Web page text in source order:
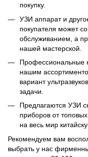
покупку.
УЗИ аппарат и
покупателя может
обслуживанием, а
нашей мастерской.
Профессиональные
нашим
вариант
задачи.
Предлагаются УЗИ
приборов от
на весь мир
Рекомендуем вам
выбрать у нас